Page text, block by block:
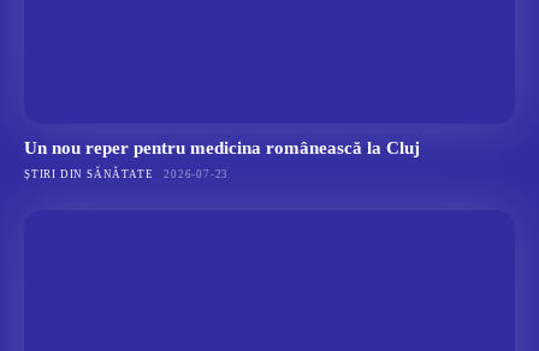
Un nou reper pentru medicina românească la Cluj
ȘTIRI DIN SĂNĂTATE 2026-07-23